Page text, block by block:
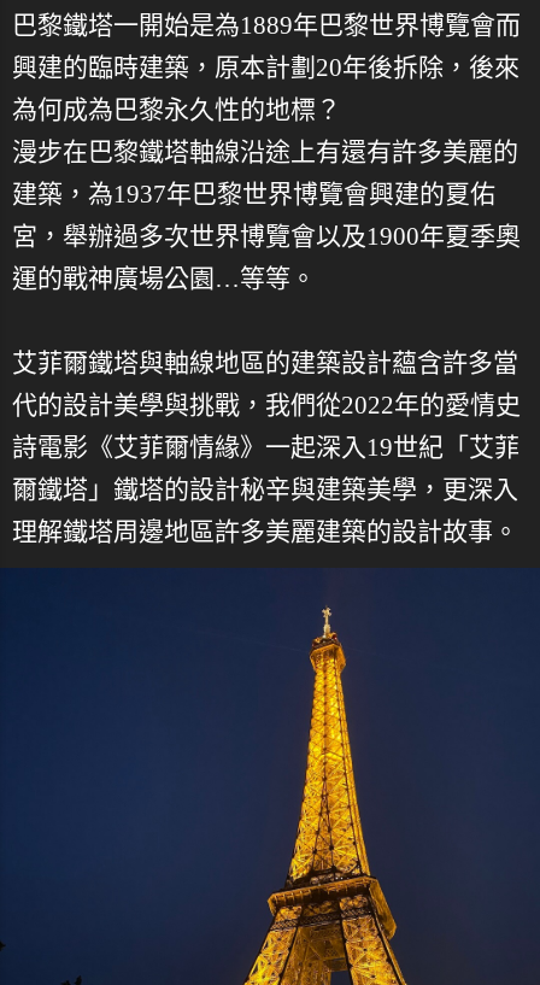
巴黎鐵塔一開始是為1889年巴黎世界博覽會而
興建的臨時建築，原本計劃20年後拆除，後來
為何成為巴黎永久性的地標？
漫步在巴黎鐵塔軸線沿途上有還有許多美麗的
建築，為1937年巴黎世界博覽會興建的夏佑
宮，舉辦過多次世界博覽會以及1900年夏季奧
運的戰神廣場公園…等等。
艾菲爾鐵塔與軸線地區的建築設計蘊含許多當
代的設計美學與挑戰，我們從2022年的愛情史
詩電影《艾菲爾情緣》一起深入19世紀「艾菲
爾鐵塔」鐵塔的設計秘辛與建築美學，更深入
理解鐵塔周邊地區許多美麗建築的設計故事。